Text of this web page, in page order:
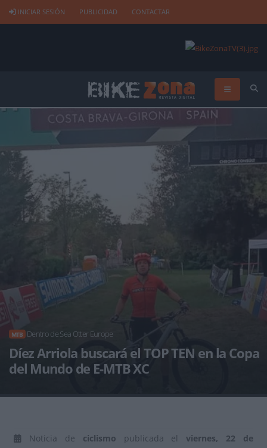
INICIAR SESIÓN PUBLICIDAD CONTACTAR
MTB Dentro de Sea Otter Europe
Díez Arriola buscará el TOP TEN en la Copa
del Mundo de E-MTB XC
Noticia de ciclismo publicada elviernes, 22 de